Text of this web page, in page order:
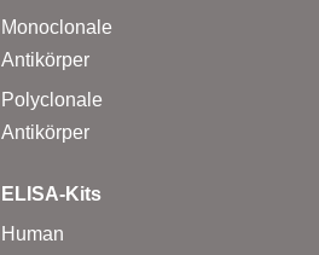
Monoclonale
Antikörper
Polyclonale
Antikörper
ELISA-Kits
Human